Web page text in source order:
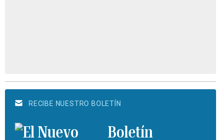
RECIBE NUESTRO BOLETÍN
Boletín